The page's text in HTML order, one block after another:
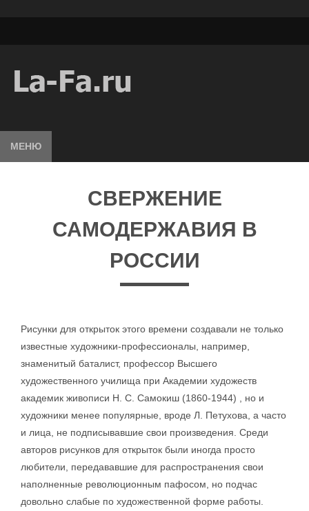
МЕНЮ
СВЕРЖЕНИЕ
САМОДЕРЖАВИЯ В
РОССИИ
Рисунки для открыток этого времени создавали не только
известные художники-профессионалы, например,
знаменитый баталист, профессор Высшего
художественного училища при Академии художеств
академик живописи Н. С. Самокиш (1860-1944) , но и
художники менее популярные, вроде Л. Петухова, а часто
и лица, не подписывавшие свои произведения. Среди
авторов рисунков для открыток были иногда просто
любители, передававшие для распространения свои
наполненные революционным пафосом, но подчас
довольно слабые по художественной форме работы.